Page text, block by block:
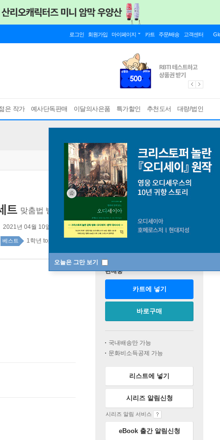
로그인 회원가입 마이페이지 카트 주문/배송 고객센터
은 작가 예사단독판매 이달의사은품 특가할인 추천도서 대량/법인
오늘은 그만 보기
트 맞춤법 받아쓰기 띄어쓰기[ 부록 ]
2021년 04월 10일
베스트 1학년 top100 32주
판매중
카트에 넣기
바로구매
국내배송만 가능
문화비소득공제 가능
리스트에 넣기
시리즈 알림신청
시리즈 알림 서비스
eBook 출간 알림신청